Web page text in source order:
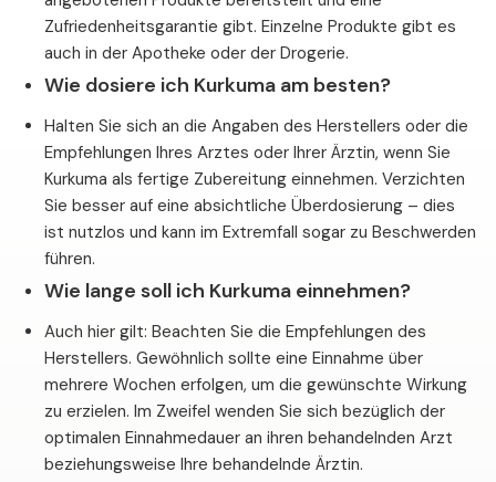
Zufriedenheitsgarantie gibt. Einzelne Produkte gibt es
auch in der Apotheke oder der Drogerie.
Wie dosiere ich Kurkuma am besten?
Halten Sie sich an die Angaben des Herstellers oder die
Empfehlungen Ihres Arztes oder Ihrer Ärztin, wenn Sie
Kurkuma als fertige Zubereitung einnehmen. Verzichten
Sie besser auf eine absichtliche Überdosierung – dies
ist nutzlos und kann im Extremfall sogar zu Beschwerden
führen.
Wie lange soll ich Kurkuma einnehmen?
Auch hier gilt: Beachten Sie die Empfehlungen des
Herstellers. Gewöhnlich sollte eine Einnahme über
mehrere Wochen erfolgen, um die gewünschte Wirkung
zu erzielen. Im Zweifel wenden Sie sich bezüglich der
optimalen Einnahmedauer an ihren behandelnden Arzt
beziehungsweise Ihre behandelnde Ärztin.